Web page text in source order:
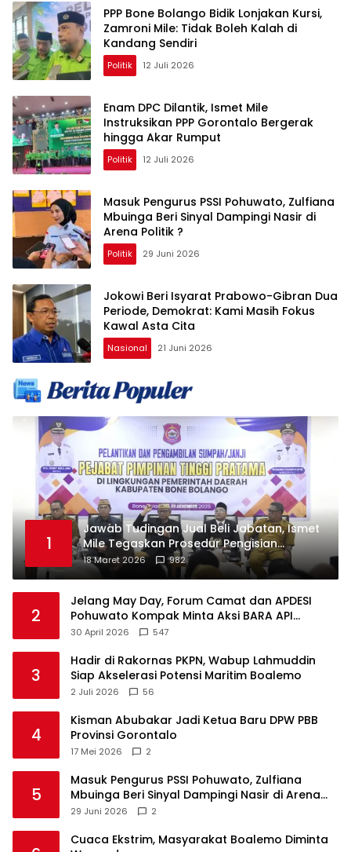
PPP Bone Bolango Bidik Lonjakan Kursi,
Zamroni Mile: Tidak Boleh Kalah di
Kandang Sendiri
Politik 12 Juli 2026
Enam DPC Dilantik, Ismet Mile
Instruksikan PPP Gorontalo Bergerak
hingga Akar Rumput
Politik 12 Juli 2026
Masuk Pengurus PSSI Pohuwato, Zulfiana
Mbuinga Beri Sinyal Dampingi Nasir di
Arena Politik ?
Politik 29 Juni 2026
Jokowi Beri Isyarat Prabowo-Gibran Dua
Periode, Demokrat: Kami Masih Fokus
Kawal Asta Cita
Nasional 21 Juni 2026
1
Jawab Tudingan Jual Beli Jabatan, Ismet
Mile Tegaskan Prosedur Pengisian
Jabatan
18 Maret 2026 982
2
Jelang May Day, Forum Camat dan APDESI
Pohuwato Kompak Minta Aksi BARA API
Ditunda
30 April 2026 547
3
Hadir di Rakornas PKPN, Wabup Lahmuddin
Siap Akselerasi Potensi Maritim Boalemo
2 Juli 2026 56
4
Kisman Abubakar Jadi Ketua Baru DPW PBB
Provinsi Gorontalo
17 Mei 2026 2
5
Masuk Pengurus PSSI Pohuwato, Zulfiana
Mbuinga Beri Sinyal Dampingi Nasir di Arena
Politik ?
29 Juni 2026 2
Cuaca Ekstrim, Masyarakat Boalemo Diminta